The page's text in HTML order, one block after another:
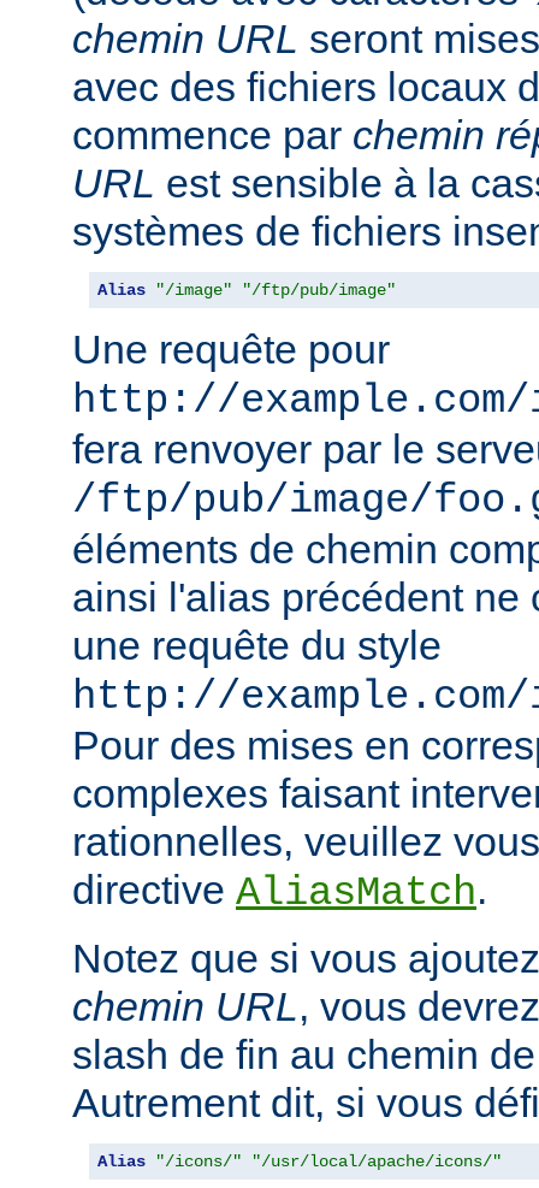
chemin URL seront
avec des fichiers locaux
commence par chemin
URL est sensible à la
systèmes de fichiers
Alias "/image" "/ftp/pub/image"
Une requête pour
http://
fera renvoyer par le
/ftp/pub/image/
éléments de chemin
ainsi l'alias précédent ne
une requête du style
http://
Pour des mises en
complexes faisant
rationnelles, veuillez
directive AliasMatch.
Notez que si vous
chemin URL, vous
slash de fin au chemin
Autrement dit, si vous
Alias "/icons/" "/usr/local/apache/icons/"